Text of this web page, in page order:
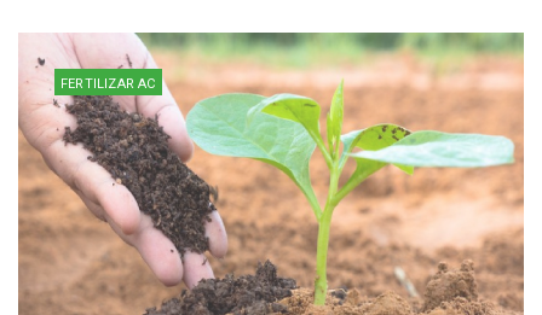
FERTILIZAR AC